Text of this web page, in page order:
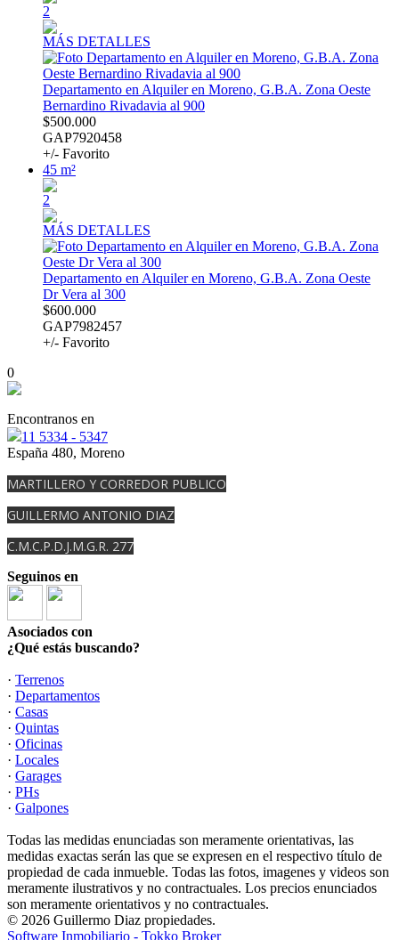
2
MÁS DETALLES
Departamento en Alquiler en Moreno, G.B.A. Zona Oeste
Bernardino Rivadavia al 900
$500.000
GAP7920458
+/- Favorito
45 m²
2
MÁS DETALLES
Departamento en Alquiler en Moreno, G.B.A. Zona Oeste
Dr Vera al 300
$600.000
GAP7982457
+/- Favorito
0
Encontranos en
11 5334 - 5347
España 480, Moreno
MARTILLERO Y CORREDOR PUBLICO
GUILLERMO ANTONIO DIAZ
C.M.C.P.D.J.M.G.R. 277
Seguinos en
Asociados con
¿Qué estás buscando?
· Terrenos
· Departamentos
· Casas
· Quintas
· Oficinas
· Locales
· Garages
· PHs
· Galpones
Todas las medidas enunciadas son meramente orientativas, las
medidas exactas serán las que se expresen en el respectivo título de
propiedad de cada inmueble. Todas las fotos, imagenes y videos son
meramente ilustrativos y no contractuales. Los precios enunciados
son meramente orientativos y no contractuales.
© 2026 Guillermo Diaz propiedades.
Software Inmobiliario - Tokko Broker